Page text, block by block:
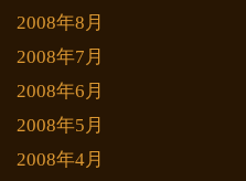
2008年8月
2008年7月
2008年6月
2008年5月
2008年4月